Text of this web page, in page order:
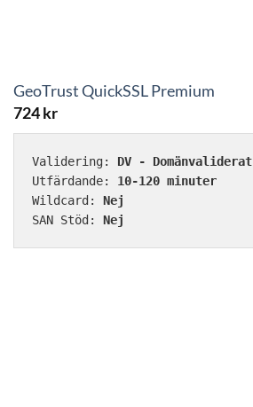
GeoTrust QuickSSL Premium
724kr
Validering: DV - Domänvaliderat
Utfärdande: 10-120 minuter
Wildcard: Nej
SAN Stöd: Nej